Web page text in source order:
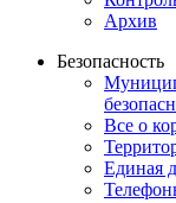
Архив
Безопасность
Все о
Единая